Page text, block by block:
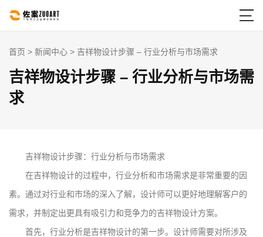

首页 > 新闻中心 > 吉祥物设计步骤 – 行业分析与市场需求
吉祥物设计步骤 – 行业分析与市场需
求
吉祥物设计步骤：行业分析与市场需求
在吉祥物设计的过程中，行业分析和市场需求是非常重要的因
素。通过对行业和市场的深入了解，设计师可以更好地理解客户的
需求，并制定出更具有吸引力和竞争力的吉祥物设计方案。
首先，行业分析是吉祥物设计的第一步。设计师需要对所涉及